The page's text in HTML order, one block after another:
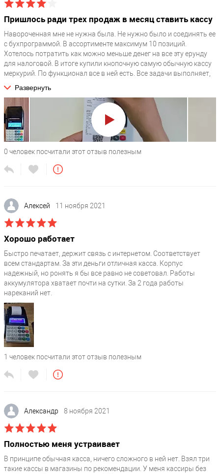
/upload/medialibrary/19b/Кассир.doc / /upload/medialibrary/d38/
Эксплуатация Меркурий-185Ф.pdf / /upload/medialibrary/a7e/
Паспорт Меркурий-185Ф.pdf / /upload/medialibrary/9fd/
Загрузчик 185Ф ККТ и ЧПМ.zip /
/upload/medialibrary/7c4/0sgpl7s0tf1a47d3a8jbs5c3b3d2mx00/
Показывать в ТОПЕ
1
Отображать на странице Автоматизация Бизнеса под Ключ
Производитель
Меркурий (Инкотекс)
Модель
Интеграции
1С / выгрузка в Excel / загрузка из Excel / БифитКасса /
Microinvest / Честный знак
Маркировка товаров
Белье / Домашний скот / Духи / ЕГАИС-алко / ЕГАИС-лес /
Фотокамеры / Кожа / Лекарства / Изделия из меха / Обувь /
Шины / Табак / Верхняя одежда / Ветеринария (молочка) /
Ювелирка / Женские блузки
Комплектация
Адаптер питания / Краткое руководство по эксплуатации /
Термобумага 57 мм / Паспорт / Аккумулятор
Коллекция
Тип клавиатуры
резиновая
Пришлось ради трех продаж в месяц ставить кассу
Навороченная мне не нужна была. Не нужно было и соединять ее
с бухпрограммой. В ассортименте максимум 10 позиций.
Хотелось потратить как можно меньше денег на все эту ерунду
для налоговой. В итоге купили кнопочную самую обычную кассу
меркурий. По функционал все в ней есть. Все задачи выполняет,
комбинациям всем этим пришлось привыкать. За эти деньги, что
она стоит, работать вполне можно.
Развернуть
0 человек посчитали этот отзыв полезным
Алексей 11 ноября 2021
Хорошо работает
Быстро печатает, держит связь с интернетом. Соответствует
всем стандартам. За эти деньги отличная касса. Корпус
надежный, но ронять я бы все равно не советовал. Работы
аккумулятора хватает почти на сутки. За 2 года работы
нареканий нет.
1 человек посчитали этот отзыв полезным
Александр 8 ноября 2021
Полностью меня устраивает
В принципе обычная касса, ничего сложного в ней нет. Взял три
такие кассы в магазины по рекомендации. У меня кассиры без